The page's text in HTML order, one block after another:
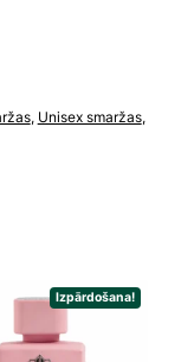
, Unisex smaržas,
Izpārdošana!